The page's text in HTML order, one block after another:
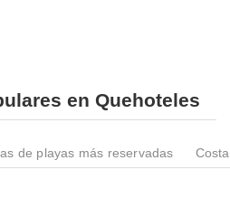
en Quehoteles
de playas más reservadas